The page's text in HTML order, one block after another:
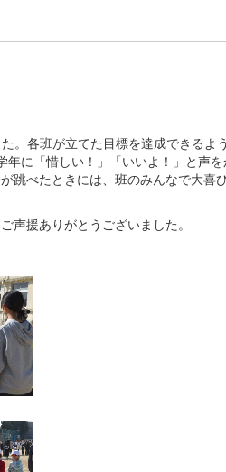
。各班が立てた目標を達成できるよ
に「惜しい！」「いいよ！」と声
跳べたときには、班のみんなで大喜
援ありがとうございました。